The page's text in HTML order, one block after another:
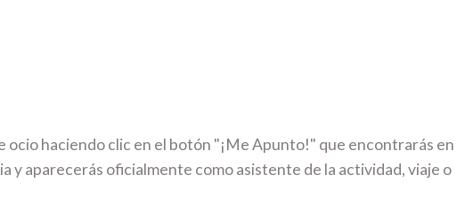
haciendo clic en el botón "¡Me Apunto!" que encontrarás en
y aparecerás oficialmente como asistente de la actividad, viaje o